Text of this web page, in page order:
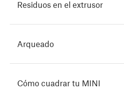
Residuos en el extrusor
Arqueado
Cómo cuadrar tu MINI